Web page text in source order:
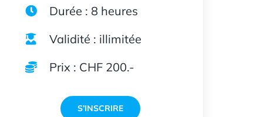
Durée : 8 heures
Validité : illimitée
Prix : CHF 200.-
S’INSCRIRE